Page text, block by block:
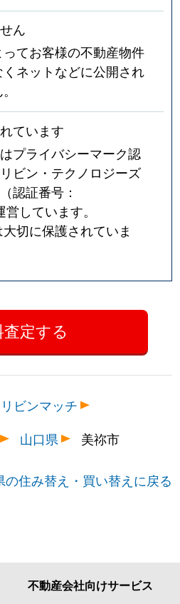
ん
てお客様の不動産物件
ネットなどに公開され
ています
プライバシーマーク認
ビン・テクノロジーズ
認証番号：
営しています。
切に保護されていま
ビンマッチ
山口県 美祢市
の住み替え・買い替えに戻る
不動産会社向けサービス